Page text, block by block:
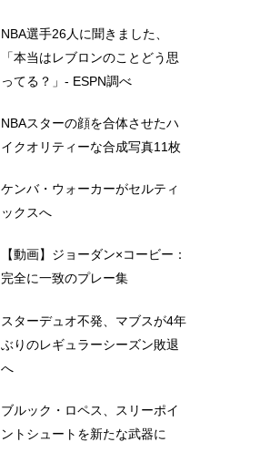
NBA選手26人に聞きました、
「本当はレブロンのことどう思
ってる？」- ESPN調べ
NBAスターの顔を合体させたハ
イクオリティーな合成写真11枚
ケンバ・ウォーカーがセルティ
ックスへ
【動画】ジョーダン×コービー：
完全に一致のプレー集
スターデュオ不発、マブスが4年
ぶりのレギュラーシーズン敗退
へ
ブルック・ロペス、スリーポイ
ントシュートを新たな武器に